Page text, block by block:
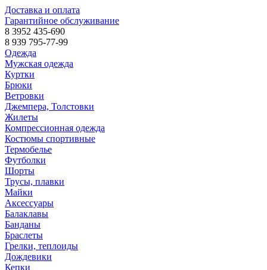
Доставка и оплата
Гарантийное обслуживание
8 3952 435-690
8 939 795-77-99
Одежда
Мужская одежда
Куртки
Брюки
Ветровки
Джемпера, Толстовки
Жилеты
Компрессионная одежда
Костюмы спортивные
Термобелье
Футболки
Шорты
Трусы, плавки
Майки
Аксессуары
Балаклавы
Банданы
Браслеты
Грелки, теплоиды
Дождевики
Кепки